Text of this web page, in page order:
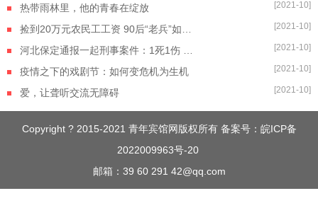
热带雨林里，他的青春在绽放 [2021-10]
[2021-10]
[2021-10]
疫情之下的戏剧节：如何变危机为生机 [2021-10]
爱，让聋听交流无障碍 [2021-10]
Copyright ? 2015-2021 青年宾馆网版权所有 备案号： 皖ICP备
2022009963号-20
邮箱：39 60 291 42@qq.com